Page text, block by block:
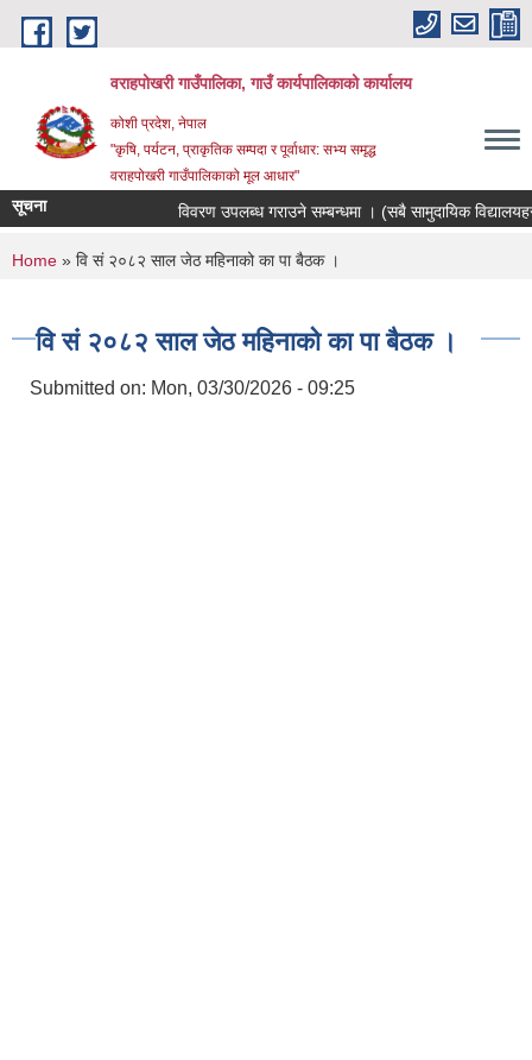
Skip to main content
वराहपोखरी गाउँपालिका, गाउँ कार्यपालिकाको कार्यालय
कोशी प्रदेश, नेपाल
"कृषि, पर्यटन, प्राकृतिक सम्पदा र पूर्वाधार: सभ्य समृद्ध
वराहपोखरी गाउँपालिकाको मूल आधार"
सूचना विवरण उपलब्ध गराउने सम्बन्धमा । (सबै सामुदायिक विद्यालयहरु)
You are here
Home » वि सं २०८२ साल जेठ महिनाको का पा बैठक ।
वि सं २०८२ साल जेठ महिनाको का पा बैठक ।
Submitted on: Mon, 03/30/2026 - 09:25